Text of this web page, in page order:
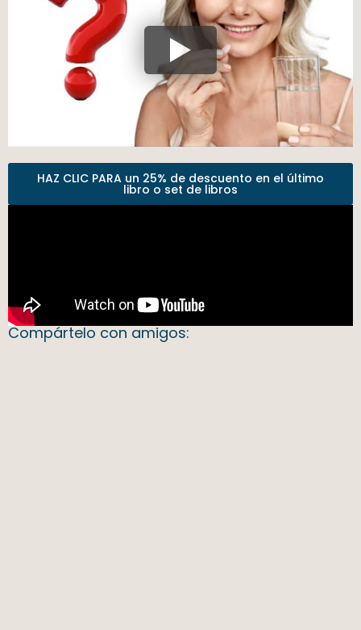
HAZ CLIC PARA un 25% de descuento en el último
libro o set de libros
Compártelo con amigos: